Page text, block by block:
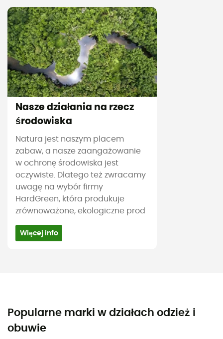
Nasze działania na rzecz
środowiska
Natura jest naszym placem
zabaw, a nasze zaangażowanie
w ochronę środowiska jest
oczywiste. Dlatego też zwracamy
uwagę na wybór firmy
HardGreen, która produkuje
zrównoważone, ekologiczne prod
Więcej info
Popularne marki w działach odzież i
obuwie